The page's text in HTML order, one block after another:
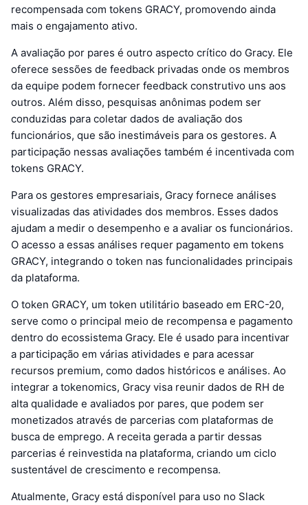
recompensada com tokens GRACY, promovendo ainda
mais o engajamento ativo.
A avaliação por pares é outro aspecto crítico do Gracy. Ele
oferece sessões de feedback privadas onde os membros
da equipe podem fornecer feedback construtivo uns aos
outros. Além disso, pesquisas anônimas podem ser
conduzidas para coletar dados de avaliação dos
funcionários, que são inestimáveis para os gestores. A
participação nessas avaliações também é incentivada com
tokens GRACY.
Para os gestores empresariais, Gracy fornece análises
visualizadas das atividades dos membros. Esses dados
ajudam a medir o desempenho e a avaliar os funcionários.
O acesso a essas análises requer pagamento em tokens
GRACY, integrando o token nas funcionalidades principais
da plataforma.
O token GRACY, um token utilitário baseado em ERC-20,
serve como o principal meio de recompensa e pagamento
dentro do ecossistema Gracy. Ele é usado para incentivar
a participação em várias atividades e para acessar
recursos premium, como dados históricos e análises. Ao
integrar a tokenomics, Gracy visa reunir dados de RH de
alta qualidade e avaliados por pares, que podem ser
monetizados através de parcerias com plataformas de
busca de emprego. A receita gerada a partir dessas
parcerias é reinvestida na plataforma, criando um ciclo
sustentável de crescimento e recompensa.
Atualmente, Gracy está disponível para uso no Slack